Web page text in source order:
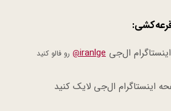
ال‌جیiranlge
@ رو فالو کنید
اینستاگرام ال‌جی لایک کنید